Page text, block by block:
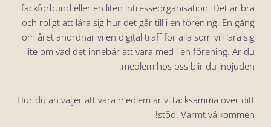
fackförbund eller en liten intresseorganisation. Det är bra
och roligt att lära sig hur det går till i en förening. En gång
om året anordnar vi en digital träff för alla som vill lära sig
lite om vad det innebär att vara med i en förening. Är du
medlem hos oss blir du inbjuden.
Hur du än väljer att vara medlem är vi tacksamma över ditt
stöd.Varmt välkommen!